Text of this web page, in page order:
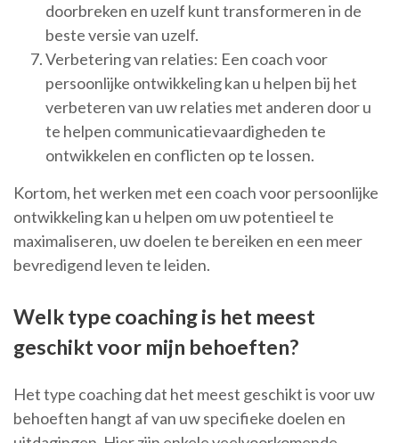
doorbreken en uzelf kunt transformeren in de
beste versie van uzelf.
Verbetering van relaties: Een coach voor
persoonlijke ontwikkeling kan u helpen bij het
verbeteren van uw relaties met anderen door u
te helpen communicatievaardigheden te
ontwikkelen en conflicten op te lossen.
Kortom, het werken met een coach voor persoonlijke
ontwikkeling kan u helpen om uw potentieel te
maximaliseren, uw doelen te bereiken en een meer
bevredigend leven te leiden.
Welk type coaching is het meest
geschikt voor mijn behoeften?
Het type coaching dat het meest geschikt is voor uw
behoeften hangt af van uw specifieke doelen en